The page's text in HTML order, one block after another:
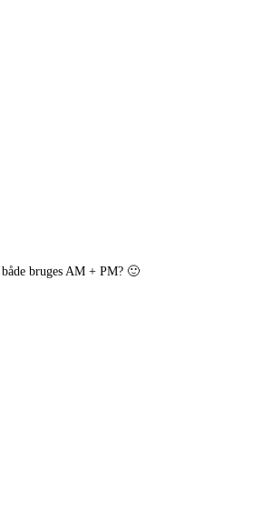
bruges AM + PM? 🙂